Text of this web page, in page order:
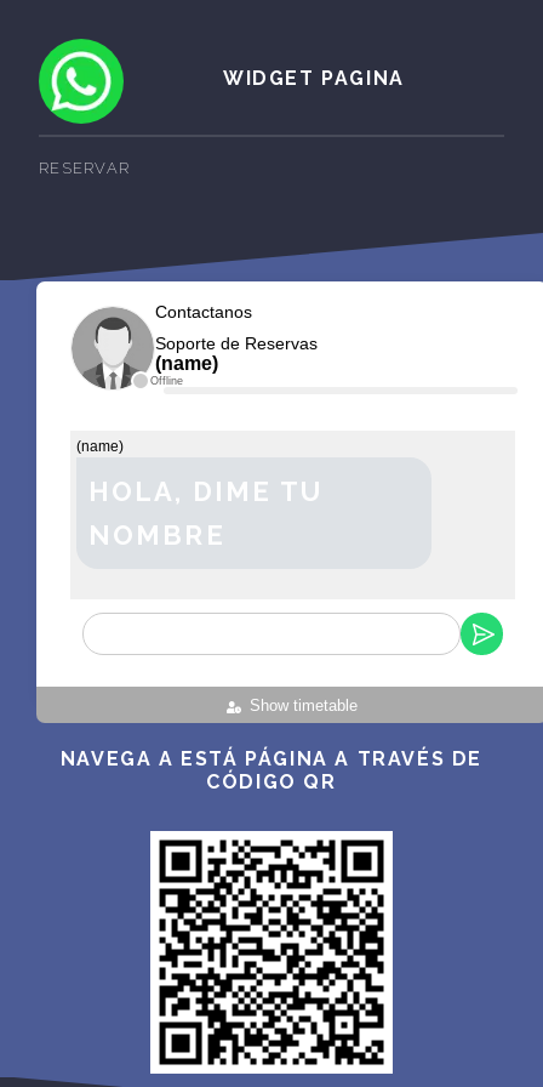
WIDGET PAGINA
RESERVAR
Offline
Contactanos
Soporte de Reservas
(name)
Show timetable
(name)
HOLA, DIME TU
NOMBRE
NAVEGA A ESTÁ PÁGINA A TRAVÉS DE
CÓDIGO QR